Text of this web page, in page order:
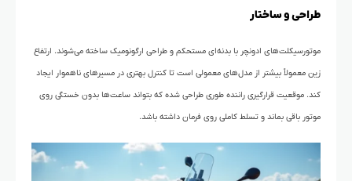
طراحی و ساختار
موتورسیکلت‌های ادونچر با بدنه‌ای مستحکم و طراحی ارگونومیک ساخته می‌شوند. ارتفاع
زین معمولاً بیشتر از مدل‌های معمولی است تا کنترل بهتری در مسیرهای ناهموار ایجاد
کند. موقعیت قرارگیری راننده طوری طراحی شده که بتواند ساعت‌ها بدون خستگی روی
موتور باقی بماند و تسلط کاملی روی فرمان داشته باشد.